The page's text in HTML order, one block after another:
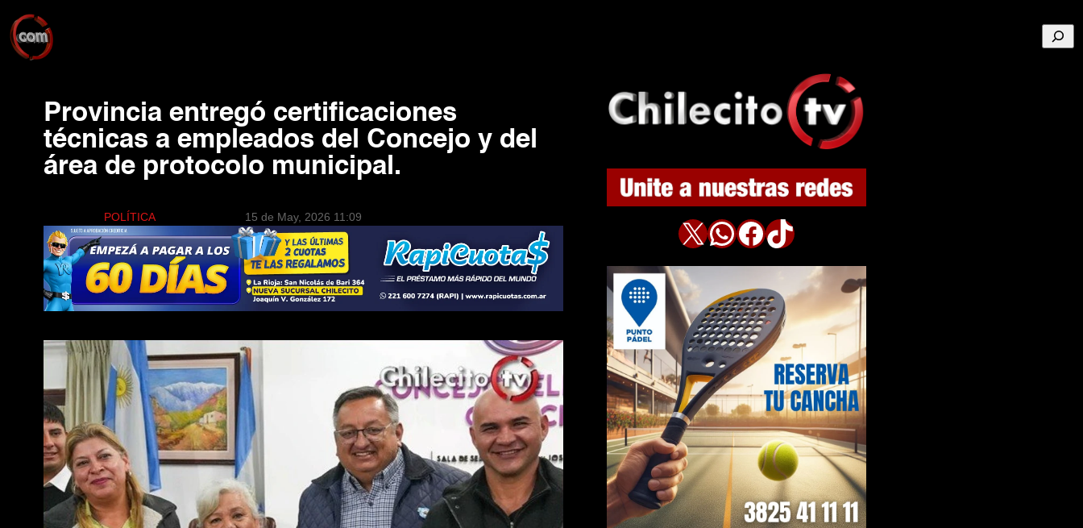
Buscar
Provincia entregó certificaciones
técnicas a empleados del Concejo y del
área de protocolo municipal.
POLÍTICA 15 de May, 2026 11:09 X WhatsApp Facebook TikTok